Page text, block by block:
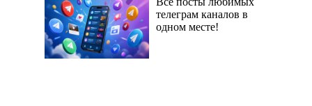
телеграм каналов в
одном месте!